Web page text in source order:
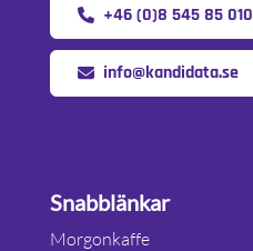
+46 (0)8 545 85 010
info@kandidata.se
Snabblänkar
Morgonkaffe